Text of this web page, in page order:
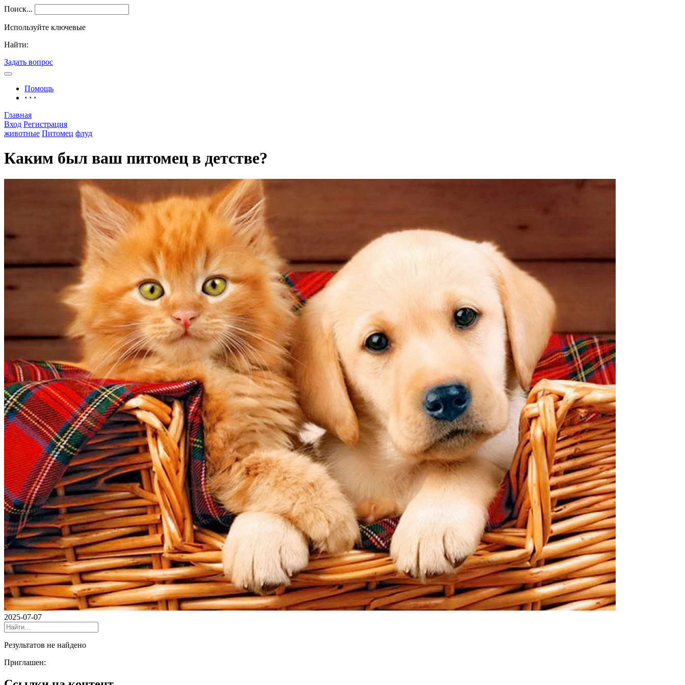
Поиск...
Используйте ключевые
Найти:
Задать вопрос
Помощь
· · ·
Главная
Вход Регистрация
животные Питомец флуд
Каким был ваш питомец в детстве?
2025-07-07
Результатов не найдено
Приглашен: